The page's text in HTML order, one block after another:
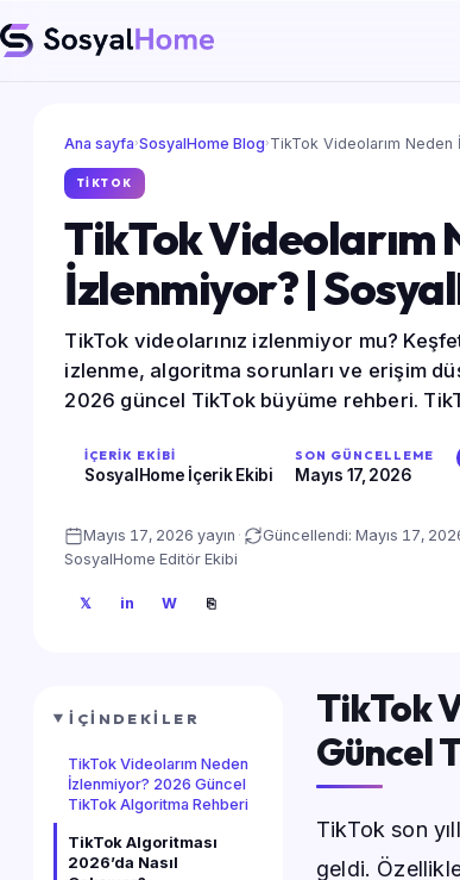
Ana sayfa SosyalHome Blog TikTok Videolarım
TIKTOK
TikTok Videolarım
İzlenmiyor? |
TikTok videolarınız izlenmiyor mu?
izlenme, algoritma sorunları ve erişim
2026 güncel TikTok büyüme rehberi.
İÇERIK EKIBI
SosyalHome İçerik Ekibi
SON GÜNCELLEME
Mayıs 17, 2026
Mayıs 17, 2026 yayın · Güncellendi: Mayıs 17,
SosyalHome Editör Ekibi
𝕏 in W ⎘
İÇINDEKILER
TikTok Videolarım Neden
İzlenmiyor? 2026 Güncel
TikTok Algoritma Rehberi
TikTok Algoritması
2026’da Nasıl
TikTok
Güncel
TikTok son
geldi.